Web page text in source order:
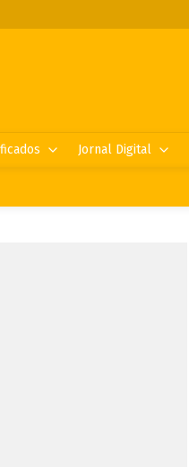
Jornal Digital